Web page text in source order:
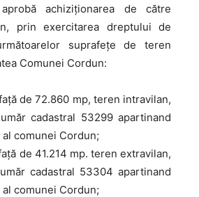
achiziționarea de către
prin exercitarea dreptului de
suprafețe de teren
Comunei Cordun:
de 72.860 mp, teren intravilan,
cadastral 53299 apartinand
comunei Cordun;
de 41.214 mp. teren extravilan,
cadastral 53304 apartinand
comunei Cordun;